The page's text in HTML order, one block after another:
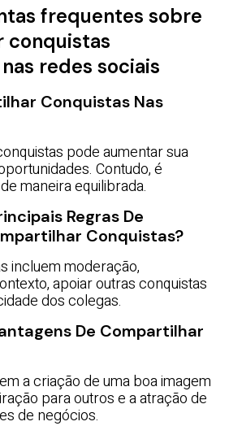
frequentes sobre
redes sociais
Conquistas Nas
pode aumentar sua
Contudo, é
maneira equilibrada.
Regras De
Conquistas?
incluem moderação,
apoiar outras conquistas
dos colegas.
De Compartilhar
a criação de uma boa imagem
para outros e a atração de
de negócios.